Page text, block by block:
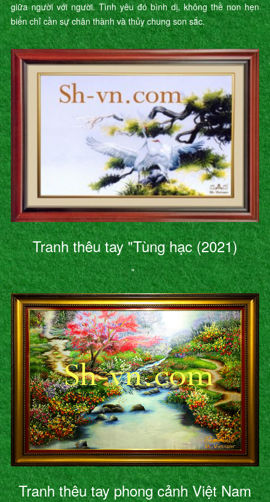
giữa người với người. Tình yêu đó bình dị, không thề non hẹn
biển chỉ cần sự chân thành và thủy chung son sắc.
Tranh thêu tay "Tùng hạc (2021)
"
Tranh thêu tay phong cảnh Việt Nam